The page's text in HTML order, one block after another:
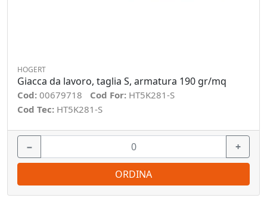
HOGERT
Giacca da lavoro, taglia S, armatura 190 gr/mq
Cod: 00679718 Cod For: HT5K281-S
Cod Tec: HT5K281-S
− +
ORDINA